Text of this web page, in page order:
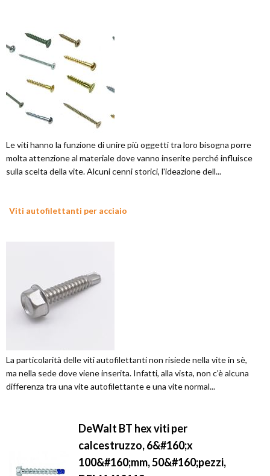
Le viti hanno la funzione di unire più oggetti tra loro bisogna porre
molta attenzione al materiale dove vanno inserite perché influisce
sulla scelta della vite. Alcuni cenni storici, l'ideazione dell...
Viti autofilettanti per acciaio
La particolarità delle viti autofilettanti non risiede nella vite in sè,
ma nella sede dove viene inserita. Infatti, alla vista, non c'è alcuna
differenza tra una vite autofilettante e una vite normal...
DeWalt BT hex viti per
calcestruzzo, 6&#160;x
100&#160;mm, 50&#160;pezzi,